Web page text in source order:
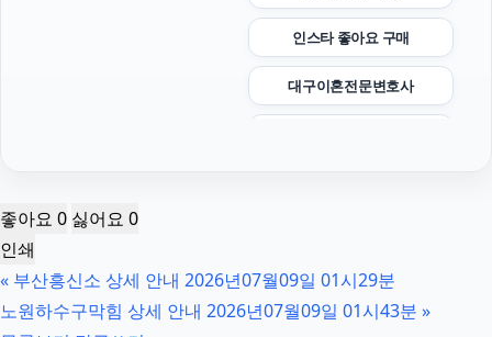
인스타 좋아요 구매
대구이혼전문변호사
트립닷컴 할인코드
평택이혼전문변호사
좋아요 0 싫어요 0
인쇄
« 부산흥신소 상세 안내 2026년07월09일 01시29분
노원하수구막힘 상세 안내 2026년07월09일 01시43분 »